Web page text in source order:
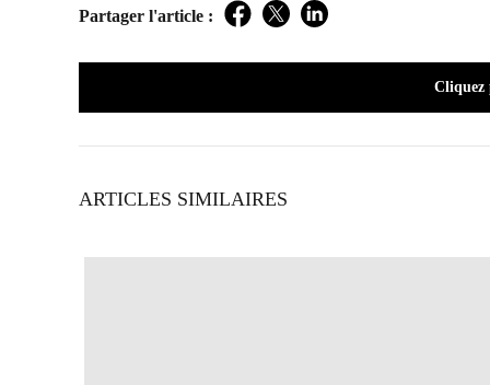
Partager l'article : Facebook
TwitterLinkedIn
Cliquez
ARTICLES SIMILAIRES